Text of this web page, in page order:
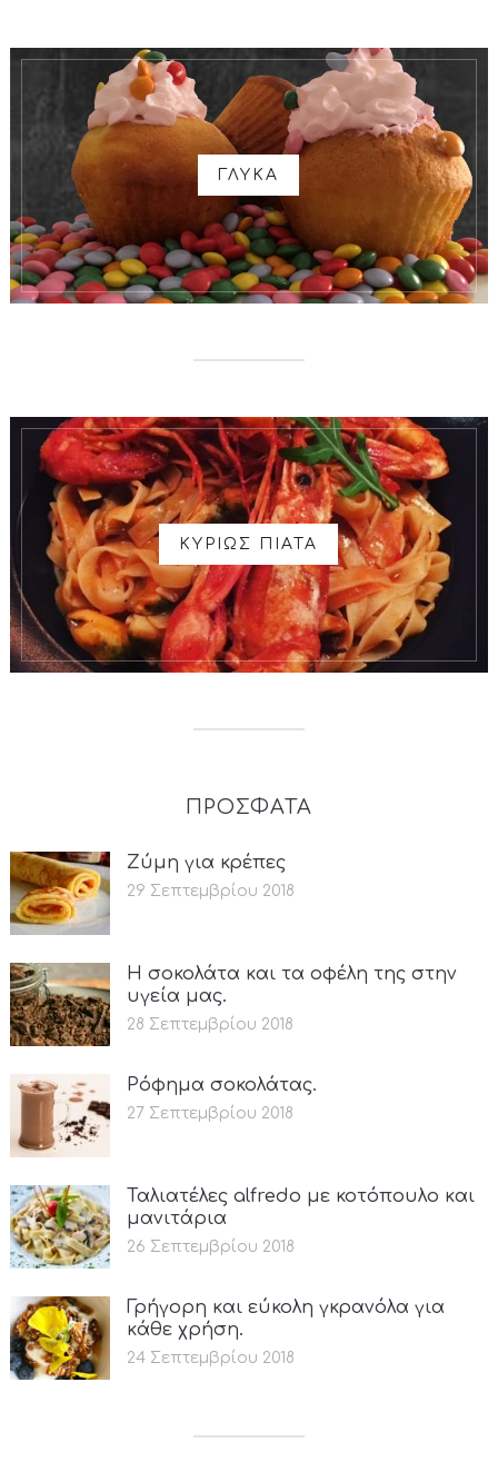
ΓΛΥΚΑ
ΚΥΡΙΩΣ ΠΙΑΤΑ
ΠΡΟΣΦΑΤΑ
Ζύμη για κρέπες
29 Σεπτεμβρίου 2018
Η σοκολάτα και τα οφέλη της στην
υγεία μας.
28 Σεπτεμβρίου 2018
Ρόφημα σοκολάτας.
27 Σεπτεμβρίου 2018
Ταλιατέλες alfredo με κοτόπουλο και
μανιτάρια
26 Σεπτεμβρίου 2018
Γρήγορη και εύκολη γκρανόλα για
κάθε χρήση.
24 Σεπτεμβρίου 2018